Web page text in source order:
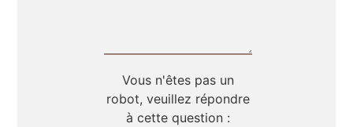
Vous n'êtes pas un
robot, veuillez répondre
à cette question :